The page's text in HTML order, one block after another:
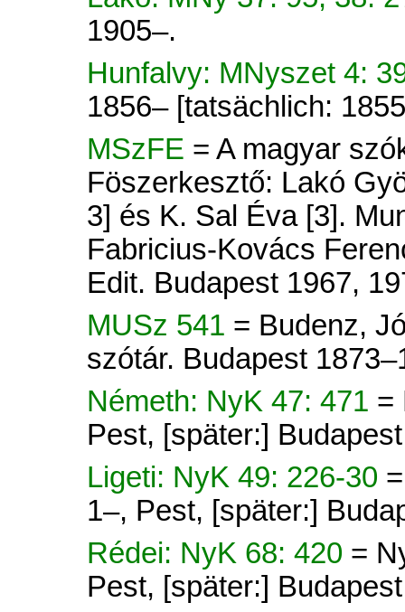
1905–.
Hunfalvy: MNyszet 4:
1856– [tatsächlich:
MSzFE = A magyar
Föszerkesztő: Lakó
3] és K. Sal Éva [3].
Fabricius-Kovács
Edit. Budapest 1967,
MUSz 541 = Budenz,
szótár. Budapest
Németh: NyK 47: 471 =
Pest, [später:]
Ligeti: NyK 49: 226-30
1–, Pest, [später:]
Rédei: NyK 68: 420 =
Pest, [später:]